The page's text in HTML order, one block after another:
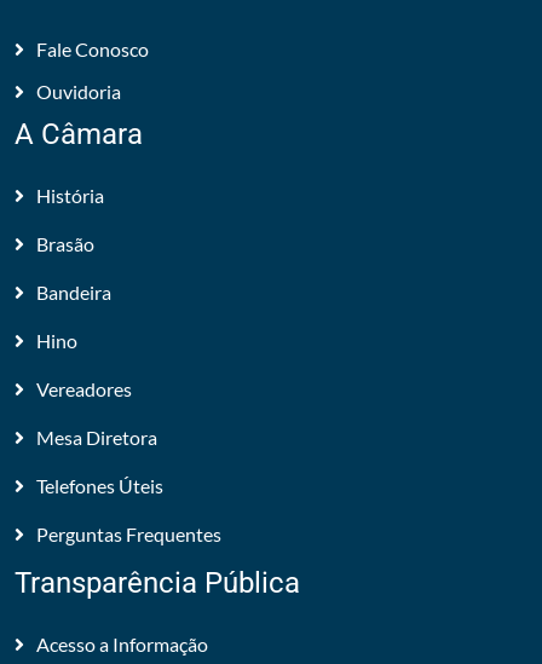
Fale Conosco
Ouvidoria
A Câmara
História
Brasão
Bandeira
Hino
Vereadores
Mesa Diretora
Telefones Úteis
Perguntas Frequentes
Transparência Pública
Acesso a Informação